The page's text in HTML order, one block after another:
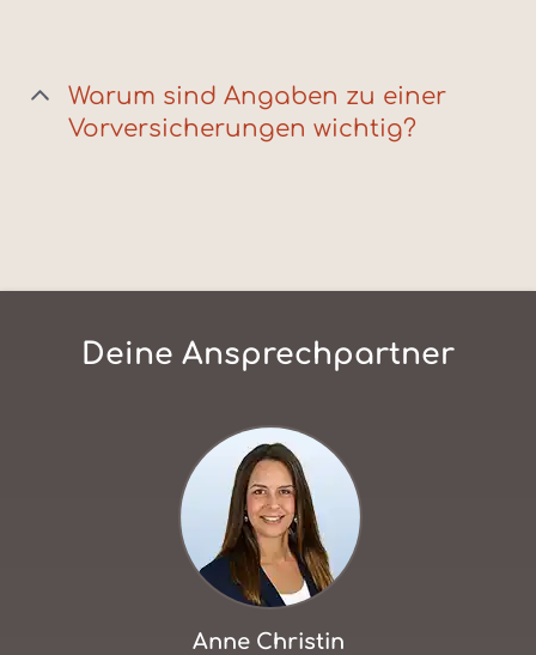
Warum sind Angaben zu einer
Vorversicherungen wichtig?
Deine Ansprechpartner
Anne Christin